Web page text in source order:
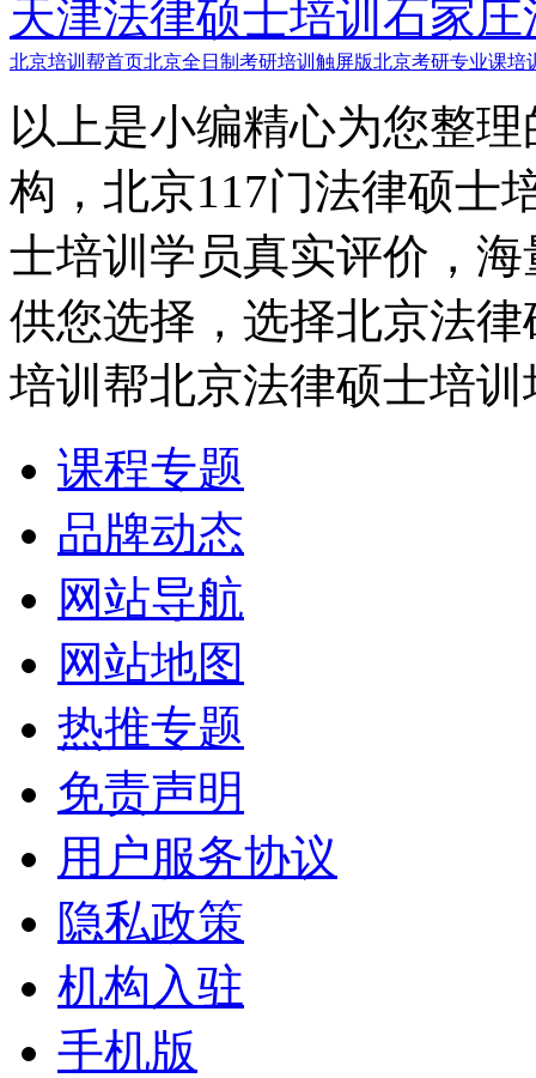
天津法律硕士培训 石家庄
北京培训帮首页北京全日制考研培训触屏版北京考研专业课培
以上是小编精心为您整
构，北京117门法律硕士
士培训学员真实评价，
供您选择，选择北京法
培训帮北京法律硕士培
课程专题
品牌动态
网站导航
网站地图
热推专题
免责声明
用户服务协议
隐私政策
机构入驻
手机版